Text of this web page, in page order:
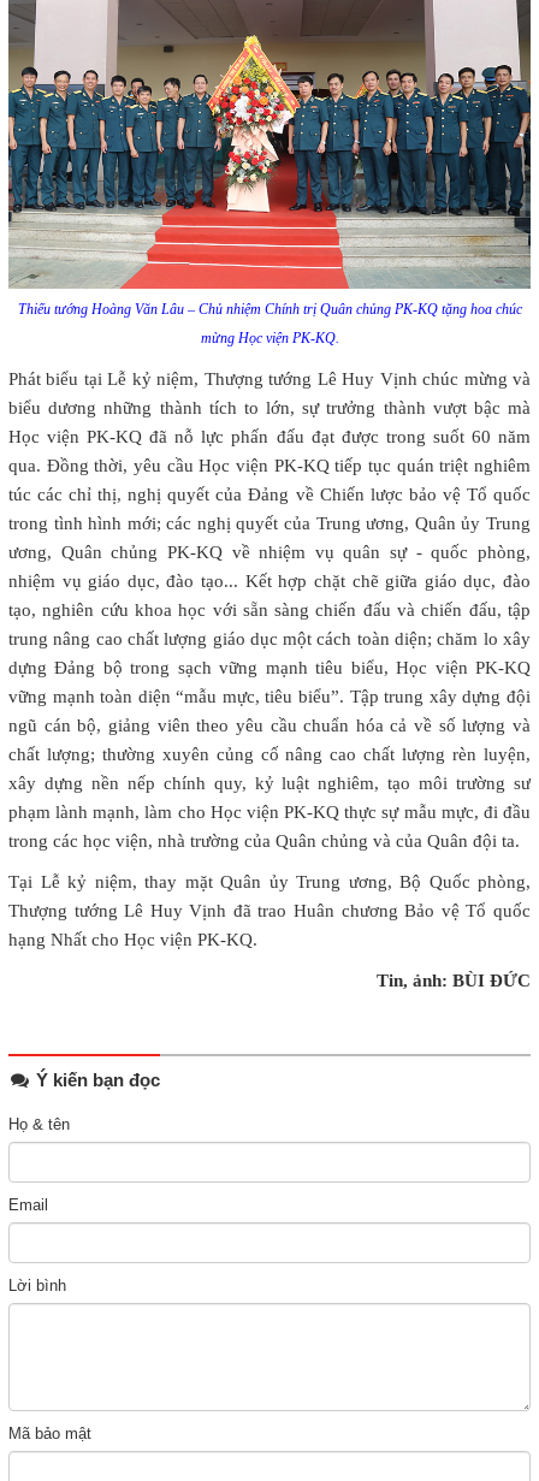
Thiếu tướng Hoàng Văn Lâu – Chủ nhiệm Chính trị Quân chủng PK-KQ tặng hoa chúc
mừng Học viện PK-KQ.
Phát biểu tại Lễ kỷ niệm, Thượng tướng Lê Huy Vịnh chúc mừng và
biểu dương những thành tích to lớn, sự trưởng thành vượt bậc mà
Học viện PK-KQ đã nỗ lực phấn đấu đạt được trong suốt 60 năm
qua. Đồng thời, yêu cầu Học viện PK-KQ tiếp tục quán triệt nghiêm
túc các chỉ thị, nghị quyết của Đảng về Chiến lược bảo vệ Tổ quốc
trong tình hình mới; các nghị quyết của Trung ương, Quân ủy Trung
ương, Quân chủng PK-KQ về nhiệm vụ quân sự - quốc phòng,
nhiệm vụ giáo dục, đào tạo... Kết hợp chặt chẽ giữa giáo dục, đào
tạo, nghiên cứu khoa học với sẵn sàng chiến đấu và chiến đấu, tập
trung nâng cao chất lượng giáo dục một cách toàn diện; chăm lo xây
dựng Đảng bộ trong sạch vững mạnh tiêu biểu, Học viện PK-KQ
vững mạnh toàn diện “mẫu mực, tiêu biểu”. Tập trung xây dựng đội
ngũ cán bộ, giảng viên theo yêu cầu chuẩn hóa cả về số lượng và
chất lượng; thường xuyên củng cố nâng cao chất lượng rèn luyện,
xây dựng nền nếp chính quy, kỷ luật nghiêm, tạo môi trường sư
phạm lành mạnh, làm cho Học viện PK-KQ thực sự mẫu mực, đi đầu
trong các học viện, nhà trường của Quân chủng và của Quân đội ta.
Tại Lễ kỷ niệm, thay mặt Quân ủy Trung ương, Bộ Quốc phòng,
Thượng tướng Lê Huy Vịnh đã trao Huân chương Bảo vệ Tổ quốc
hạng Nhất cho Học viện PK-KQ.
Tin, ảnh: BÙI ĐỨC
Ý kiến bạn đọc
Họ & tên
Email
Lời bình
Mã bảo mật